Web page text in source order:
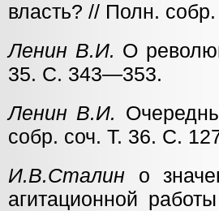
власть? // Полн.
Ленин В.И. О
35. С. 343—353.
Ленин В.И.
собр. соч. Т. 36. С.
И.В.Сталин о
агитационной